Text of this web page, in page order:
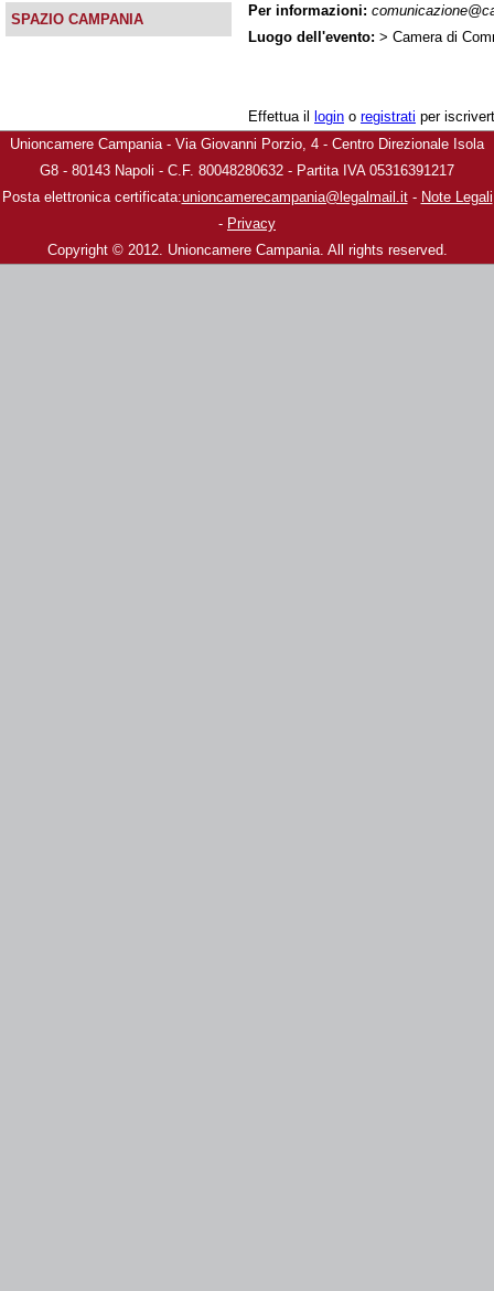
Per informazioni:
Luogo dell'evento: > Camera di
Effettua il login o registrati per
SPAZIO CAMPANIA
Unioncamere Campania - Via Giovanni Porzio, 4 - Centro Direzionale Isola
G8 - 80143 Napoli - C.F. 80048280632 - Partita IVA 05316391217
Posta elettronica certificata:unioncamerecampania@legalmail.it- Note Legali
- Privacy
Copyright © 2012. Unioncamere Campania. All rights reserved.